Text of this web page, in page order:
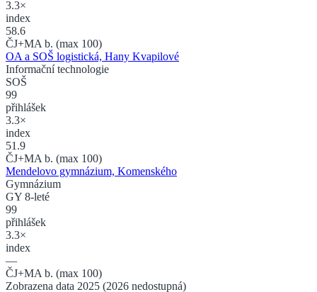
3.3×
index
58.6
ČJ+MA b. (max 100)
OA a SOŠ logistická, Hany Kvapilové
Informační technologie
SOŠ
99
přihlášek
3.3×
index
51.9
ČJ+MA b. (max 100)
Mendelovo gymnázium, Komenského
Gymnázium
GY 8-leté
99
přihlášek
3.3×
index
—
ČJ+MA b. (max 100)
Zobrazena data 2025 (2026 nedostupná)